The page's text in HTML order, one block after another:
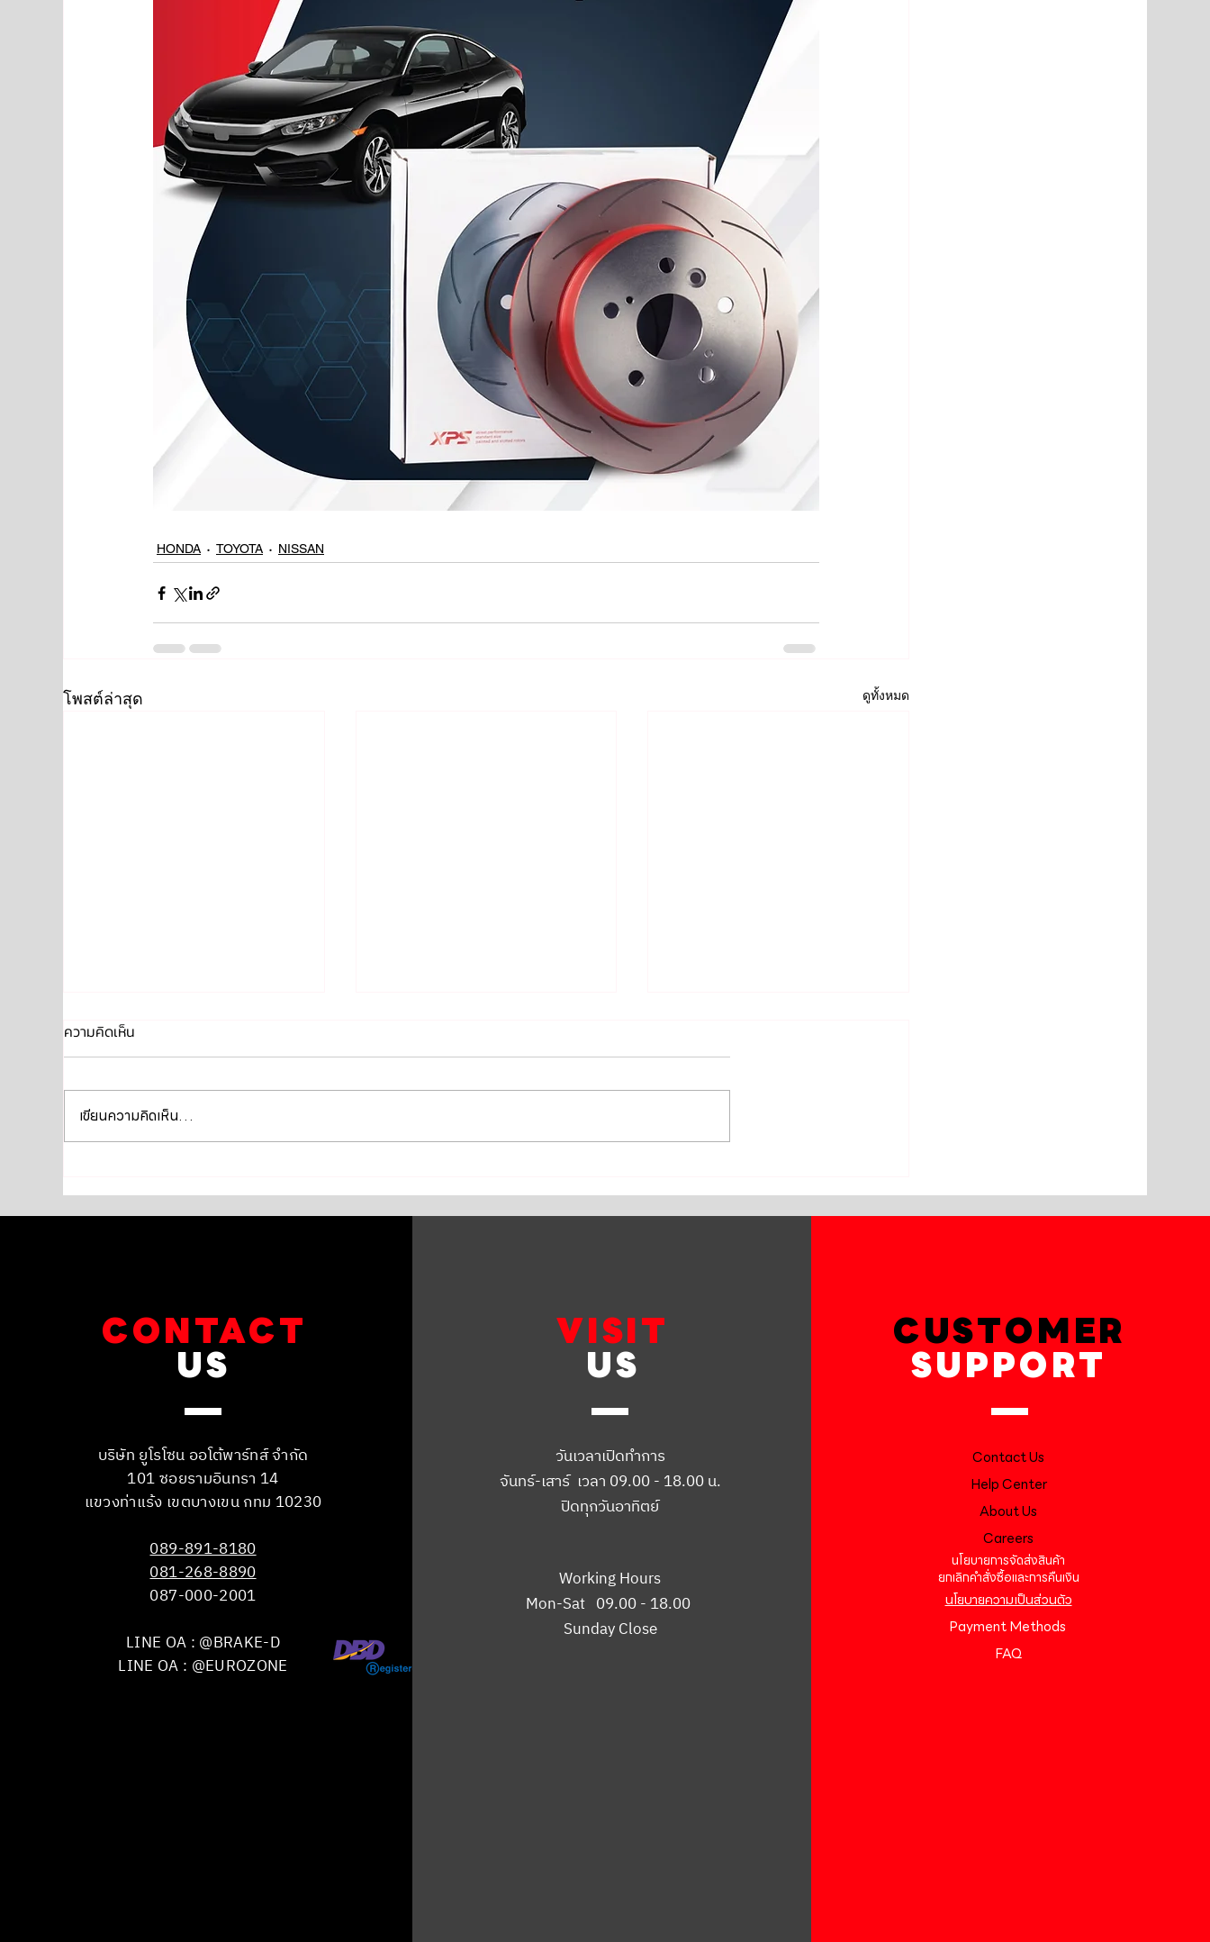
HONDA TOYOTA NISSAN
โพสต์ล่าสุด ดูทั้งหมด
เข้ารับการเปลี่ยนถ่ายน้ำมันเครื่อง
คู่หน้า SACHS เปลี่ยนโช๊คคู่หลัง
SACHS
เปลี่ยนผ้าเบรก NEXZTER MU
SPEC
ความคิดเห็น
เขียนความคิดเห็น…
CONTACT
US
บริษัท ยูโรโซน ออโต้พาร์ทส์ จำกัด
101 ซอยรามอินทรา 14
แขวงท่าแร้ง เขตบางเขน กทม 10230
089-891-8180
081-268-8890
087-000-2001
LINE OA : @BRAKE-D
LINE OA : @EUROZONE
VISIT
US
วันเวลาเปิดทำการ
จันทร์-เสาร์ เวลา 09.00 - 18.00 น.
ปิดทุกวันอาทิตย์
Working Hours
Mon-Sat 09.00 - 18.00
Sunday Close
CUSTOMER
SUPPORT
Contact Us
Help Center
About Us
Careers
นโยบายการจัดส่งสินค้า
ยกเลิกคำสั่งซื้อและการคืนเงิน
นโยบายความเป็นส่วนตัว
Payment Methods
FAQ